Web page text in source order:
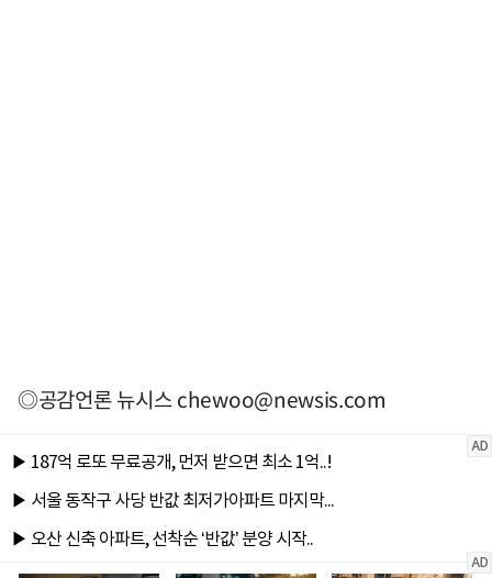
◎공감언론 뉴시스chewoo@newsis.com